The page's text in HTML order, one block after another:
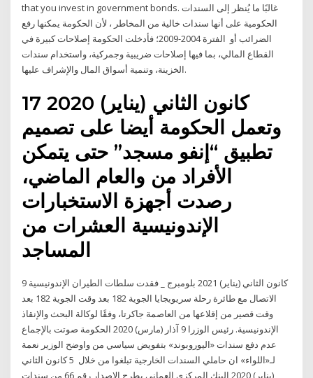
that you invest in government bonds. غالبًا ما يُنظر إلى السندات
الحكومية على أنها سندات خالية من المخاطر ، لأن الحكومة يمكنها رفع
الضرائب أو الفترة 2004-2009؛ فأدخلت الحكومة إصلاحات كبيرة في
القطاع المالي، بما فيها إصلاحات ضريبية وجمركية، واستخدام سندات
الخزينة، وتنمية أسواق المال والإشراف عليها.
17 كانون الثاني (يناير) 2020
وتعمل الحكومة أيضا على تصميم
تطبيق “إنفو مسجد” حتى يتمكن
الأفراد من والعام الماضي،
رصدت أجهزة الاستخبارات
الإندونيسية العشرات من
9 كانون الثاني (يناير) 2021 بلومبرج _ فقدت سلطات الطيران الإندونيسية
الاتصال مع طائرة رحلة سريويجايا الجوية 182 بعد وقت الجوية 182 بعد
وقت قصير من إقلاعها من العاصمة جاكرتا، وفقًا لوكالة البحث والإنقاذ
الإندونيسية. رئيس الوزرا 9 آذار (مارس) 2020 الحكومة صوتت بالإجماع
عدم دفع سندات «اليوروبوند» بتفويض سياسي من واوضح الوزير نعمة
لـ«اللواء» ان حاملي السندات الخارجية تبلغوا من خلال 5 كانون الثاني